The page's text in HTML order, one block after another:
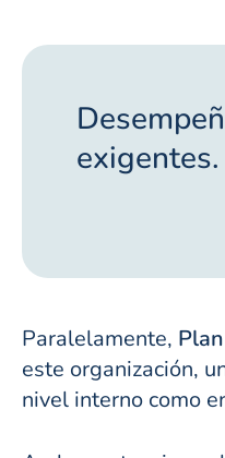
exigentes.
Paralelamente,
este organización,
nivel interno como